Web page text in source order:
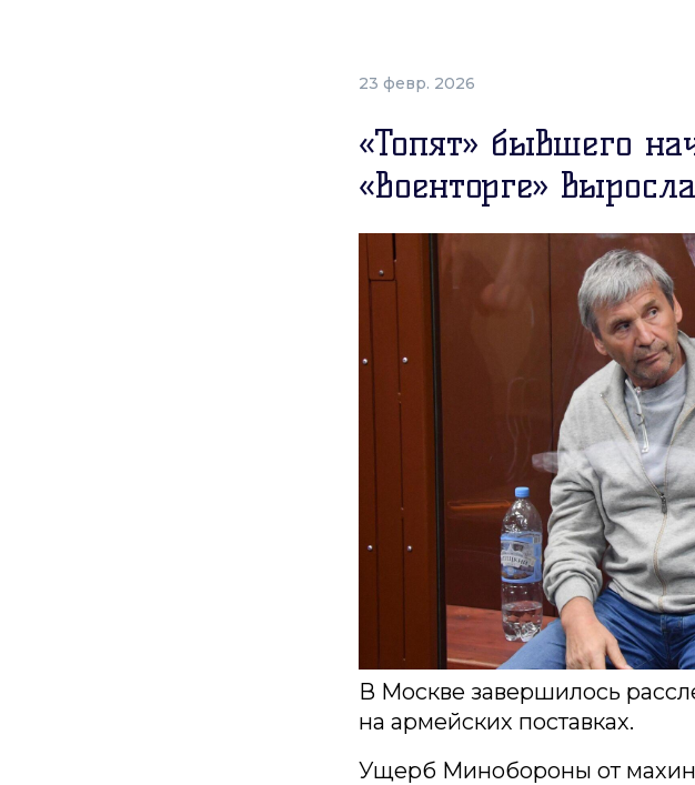
23 февр. 2026
«Топят» бывшего
«Военторге»
В Москве завершилось
на армейских поставках.
Ущерб Минобороны от